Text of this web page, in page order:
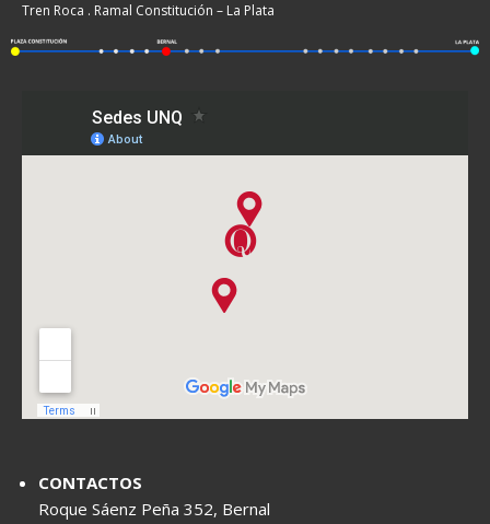
Tren Roca . Ramal Constitución – La Plata
CONTACTOS
Roque Sáenz Peña 352, Bernal